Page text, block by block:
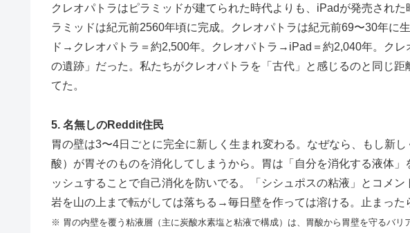
クレオパトラはピラミッドが建てられた時代よりも、iPadが発売され
ラミッドは紀元前2560年頃に完成。クレオパトラは紀元前69〜30年に
ド→クレオパトラ＝約2,500年。クレオパトラ→iPad＝約2,040年。クレ
の遺跡」だった。私たちがクレオパトラを「古代」と感じるのと同じ
てた。
5. 名無しのReddit住民
胃の壁は3〜4日ごとに完全に新しく生まれ変わる。なぜなら、もし新
酸）が胃そのものを消化してしまうから。胃は「自分を消化する液体
ッシュすることで自己消化を防いでる。「シシュポスの粘液」とコメ
岩を山の上まで転がしては落ちる→毎日壁を作っては溶ける。止まった
※ 胃の内壁を覆う粘液層（主に炭酸水素塩と粘液で構成）は、胃酸から胃壁を守るバリ